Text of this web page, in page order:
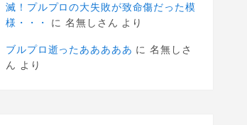
滅！プルプロの大失敗が致命傷だった模
様・・・
に名無しさん より
ブルプロ逝ったあああああ に名無しさ
ん より